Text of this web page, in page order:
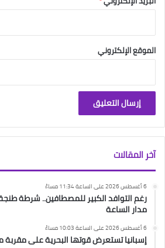
الموقع الإلكتروني
آخر المقالات
6 أغسطس 2026 على الساعة 11:34 مساءً
رغم التوافد الكبير للمصطافين.. شرطة
مدار الساعة
6 أغسطس 2026 على الساعة 10:03 مساءً
إسبانيا تستعرض قوتها البحرية على مقربة